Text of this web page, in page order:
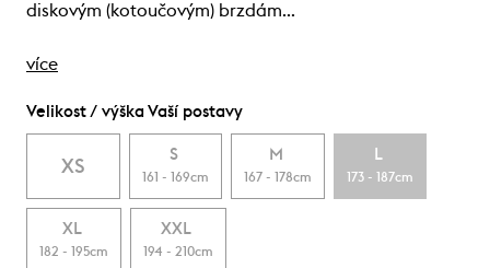
diskovým (kotoučovým) brzdám…
více
Velikost / výška Vaší postavy
XS
S
161 - 169cm
M
167 - 178cm
L
173 - 187cm
XL
182 - 195cm
XXL
194 - 210cm